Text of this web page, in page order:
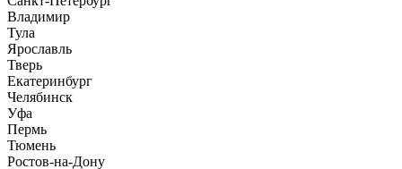
Владимир
Тула
Ярославль
Тверь
Екатеринбург
Челябинск
Уфа
Пермь
Тюмень
Ростов-на-Дону